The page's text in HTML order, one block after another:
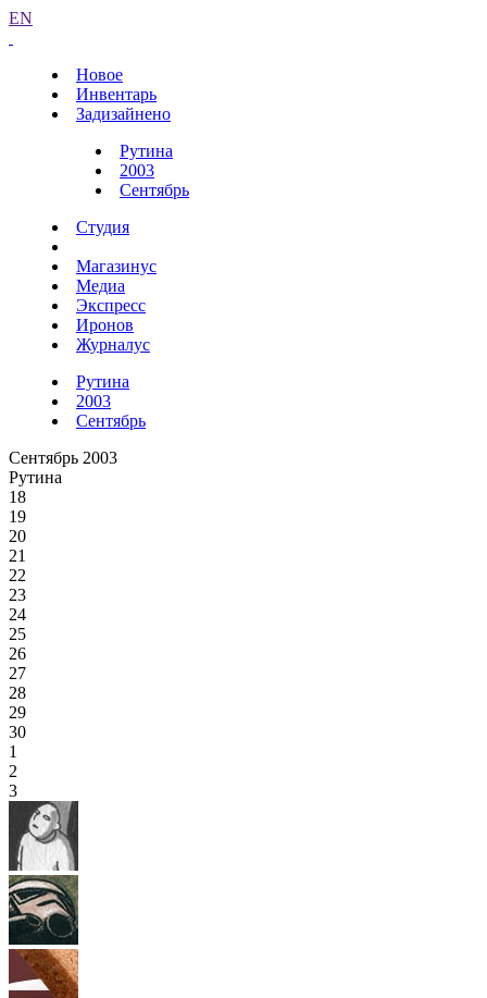
EN
Новое
Инвентарь
Задизайнено
Рутина
2003
Сентябрь
Студия
Магазинус
Медиа
Экспресс
Иронов
Журналус
Рутина
2003
Сентябрь
Сентябрь 2003
Рутина
18
19
20
21
22
23
24
25
26
27
28
29
30
1
2
3